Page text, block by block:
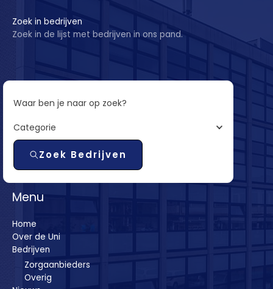
Zoek in bedrijven
Zoek in de lijst met bedrijven in ons pand.
Waar ben je naar op zoek?
Categorie
Zoek Bedrijven
Menu
Home
Over de Uni
Bedrijven
Zorgaanbieders
Overig